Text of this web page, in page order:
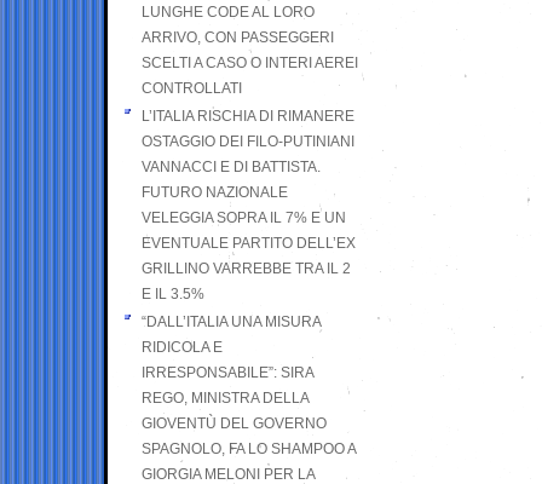
LUNGHE CODE AL LORO
ARRIVO, CON PASSEGGERI
SCELTI A CASO O INTERI AEREI
CONTROLLATI
L’ITALIA RISCHIA DI RIMANERE
OSTAGGIO DEI FILO-PUTINIANI
VANNACCI E DI BATTISTA.
FUTURO NAZIONALE
VELEGGIA SOPRA IL 7% E UN
EVENTUALE PARTITO DELL’EX
GRILLINO VARREBBE TRA IL 2
E IL 3.5%
“DALL’ITALIA UNA MISURA
RIDICOLA E
IRRESPONSABILE”: SIRA
REGO, MINISTRA DELLA
GIOVENTÙ DEL GOVERNO
SPAGNOLO, FA LO SHAMPOO A
GIORGIA MELONI PER LA